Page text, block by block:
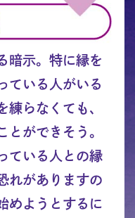
暗示。特に縁を
ている人がいる
練らなくても、
とができそう。
ている人との縁
れがありますの
めようとするに